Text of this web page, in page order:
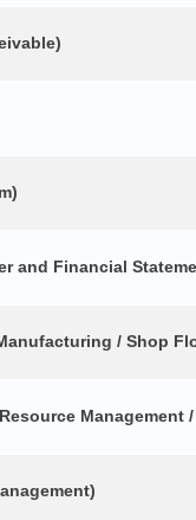
and Financial
/ Shop
Management /